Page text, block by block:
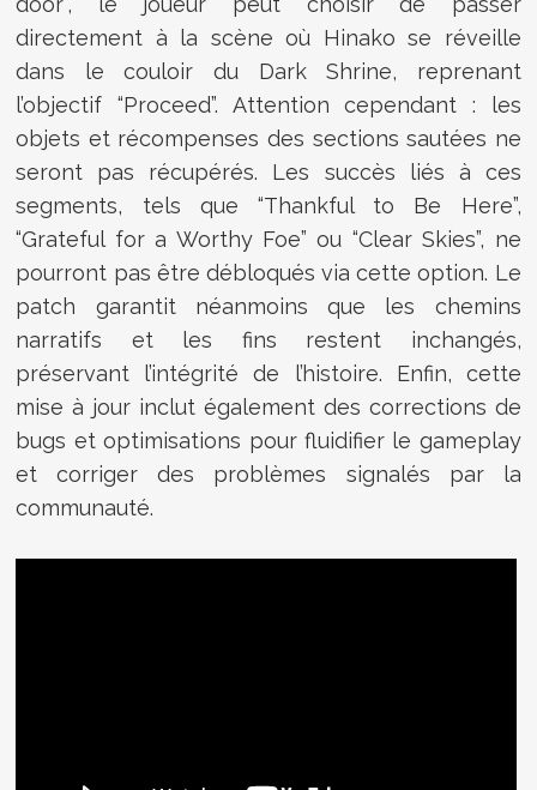
directement à la scène où Hinako se réveille
dans le couloir du Dark Shrine, reprenant
l’objectif “Proceed”. Attention cependant : les
objets et récompenses des sections sautées ne
seront pas récupérés. Les succès liés à ces
segments, tels que “Thankful to Be Here”,
“Grateful for a Worthy Foe” ou “Clear Skies”, ne
pourront pas être débloqués via cette option. Le
patch garantit néanmoins que les chemins
narratifs et les fins restent inchangés,
préservant l’intégrité de l’histoire. Enfin, cette
mise à jour inclut également des corrections de
bugs et optimisations pour fluidifier le gameplay
et corriger des problèmes signalés par la
communauté.